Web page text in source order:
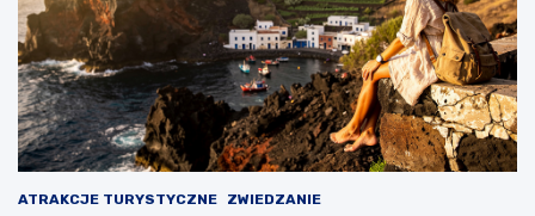
ATRAKCJE TURYSTYCZNE ZWIEDZANIE